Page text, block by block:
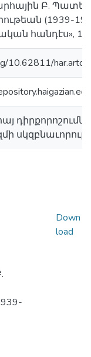
Բ.
(1939-
հանդէս»,
10.62811/
Down
load